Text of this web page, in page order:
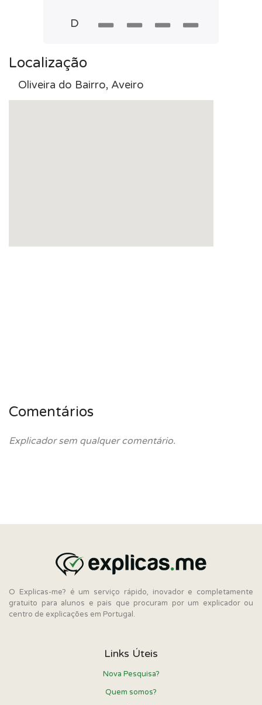
D
Localização
Oliveira do Bairro, Aveiro
Comentários
Explicador sem qualquer comentário.
O Explicas-me? é um serviço rápido, inovador e completamente
gratuito para alunos e pais que procuram por um explicador ou
centro de explicações em Portugal.
Links Úteis
Nova Pesquisa?
Quem somos?